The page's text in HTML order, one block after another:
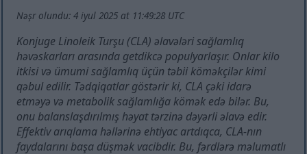
Nəşr olundu: 4 iyul 2025 at 11:49:28 UTC
Konjuge Linoleik Turşu (CLA) əlavələri sağlamlıq
həvəskarları arasında getdikcə populyarlaşır. Onlar kilo
itkisi və ümumi sağlamlıq üçün təbii köməkçilər kimi
qəbul edilir. Tədqiqatlar göstərir ki, CLA çəki idarə
etməyə və metabolik sağlamlığa kömək edə bilər. Bu,
onu balanslaşdırılmış həyat tərzinə dəyərli əlavə edir.
Effektiv arıqlama həllərinə ehtiyac artdıqca, CLA-nın
faydalarını başa düşmək vacibdir. Bu, fərdlərə məlumatlı